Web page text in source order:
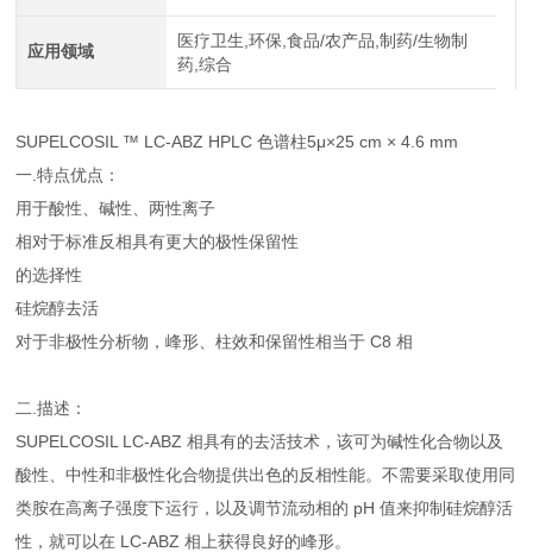
应用领域
医疗卫生,环保,食品/农产品,制药/生物制
药,综合
SUPELCOSIL ™ LC-ABZ HPLC 色谱柱5μ×25 cm × 4.6 mm
一.特点优点：
用于酸性、碱性、两性离子
相对于标准反相具有更大的极性保留性
的选择性
硅烷醇去活
对于非极性分析物，峰形、柱效和保留性相当于 C8 相
二.描述：
SUPELCOSIL LC-ABZ 相具有的去活技术，该可为碱性化合物以及
酸性、中性和非极性化合物提供出色的反相性能。不需要采取使用同
类胺在高离子强度下运行，以及调节流动相的 pH 值来抑制硅烷醇活
性，就可以在 LC-ABZ 相上获得良好的峰形。